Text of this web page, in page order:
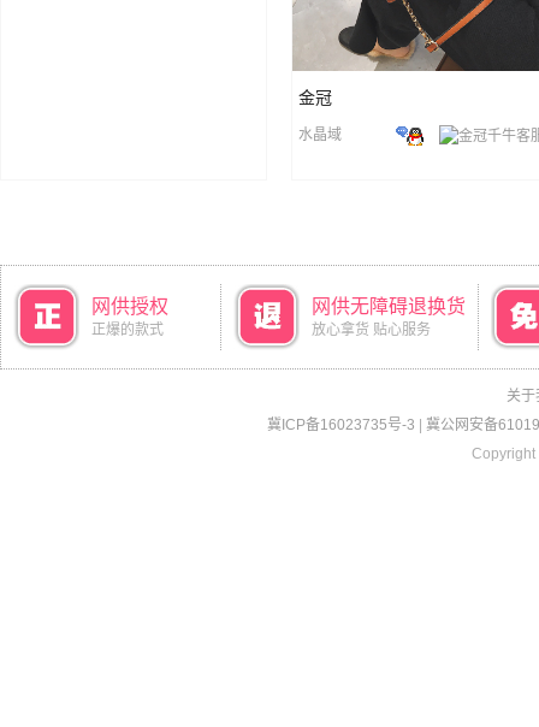
金冠
水晶域
网供授权
正爆的款式
网供无障碍退换货
放心拿货 贴心服务
关于
冀ICP备16023735号-3
冀公网安备